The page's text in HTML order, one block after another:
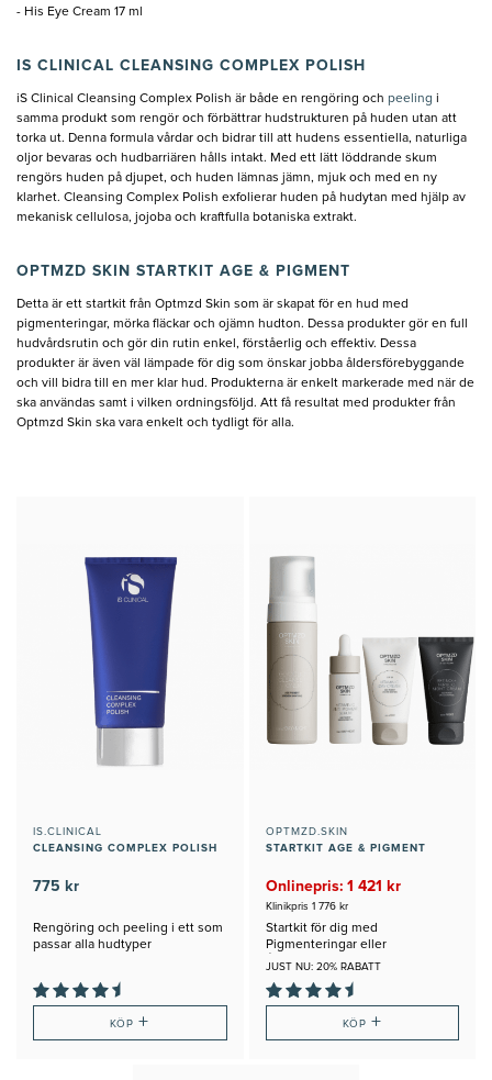
- His Eye Cream 17 ml
S CLINICAL CLEANSING COMPLEX POLISH
iS Clinical Cleansing Complex Polish är både en rengöring och peeling i
samma produkt som rengör och förbättrar hudstrukturen på huden utan att
torka ut. Denna formula vårdar och bidrar till att hudens essentiella, naturliga
oljor bevaras och hudbarriären hålls intakt. Med ett lätt löddrande skum
rengörs huden på djupet, och huden lämnas jämn, mjuk och med en ny
klarhet. Cleansing Complex Polish exfolierar huden på hudytan med hjälp av
mekanisk cellulosa, jojoba och kraftfulla botaniska extrakt.
OPTMZD SKIN STARTKIT AGE & PIGMENT
Detta är ett startkit från Optmzd Skin som är skapat för en hud med
pigmenteringar, mörka fläckar och ojämn hudton. Dessa produkter gör en full
hudvårdsrutin och gör din rutin enkel, förståerlig och effektiv. Dessa
produkter är även väl lämpade för dig som önskar jobba åldersförebyggande
och vill bidra till en mer klar hud. Produkterna är enkelt markerade med när de
ska användas samt i vilken ordningsföljd. Att få resultat med produkter från
Optmzd Skin ska vara enkelt och tydligt för alla.
IS.CLINICAL
CLEANSING COMPLEX POLISH
775 kr
Rengöring och peeling i ett som
passar alla hudtyper
KÖP+
OPTMZD.SKIN
STARTKIT AGE & PIGMENT
Onlinepris: 1 421 kr
Klinikpris 1 776 kr
Startkit för dig med
Pigmenteringar eller
Ålderstecken
JUST NU: 20% RABATT
KÖP +